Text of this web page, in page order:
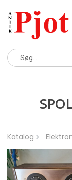
Katalog